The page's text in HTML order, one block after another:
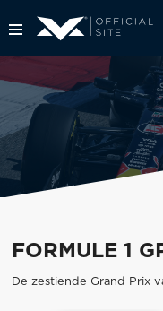
FORMULE 1
De zestiende Grand Prix